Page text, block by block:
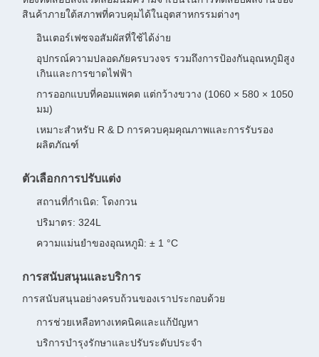
สินค้าภายใต้สภาพที่ควบคุมได้ในอุตสาหกรรมต่างๆ
อินเตอร์เฟซจอสัมผัสที่ใช้ได้ง่าย
อุปกรณ์ความปลอดภัยครบวงจร รวมถึงการป้องกันอุณหภูมิสูง
เกินและการขาดไฟฟ้า
การออกแบบที่คอมแพคต แต่กว้างขวาง (1060 × 580 × 1050
มม)
เหมาะสําหรับ R & D การควบคุมคุณภาพและการรับรอง
ผลิตภัณฑ์
ตัวเลือกการปรับแต่ง
สถานที่กําเนิด: โดงกวน
ปริมาตร: 324L
ความแม่นยําของอุณหภูมิ: ± 1 °C
การสนับสนุนและบริการ
การสนับสนุนอย่างครบถ้วนของเราประกอบด้วย
การช่วยเหลือทางเทคนิคและแก้ปัญหา
บริการบํารุงรักษาและปรับระดับประจํา